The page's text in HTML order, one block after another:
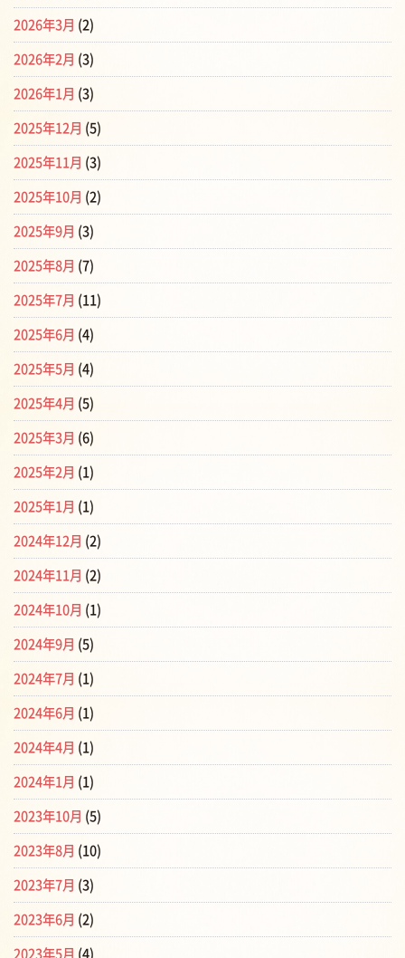
2026年3月 (2)
2026年2月 (3)
2026年1月 (3)
2025年12月 (5)
2025年11月 (3)
2025年10月 (2)
2025年9月 (3)
2025年8月 (7)
2025年7月 (11)
2025年6月 (4)
2025年5月 (4)
2025年4月 (5)
2025年3月 (6)
2025年2月 (1)
2025年1月 (1)
2024年12月 (2)
2024年11月 (2)
2024年10月 (1)
2024年9月 (5)
2024年7月 (1)
2024年6月 (1)
2024年4月 (1)
2024年1月 (1)
2023年10月 (5)
2023年8月 (10)
2023年7月 (3)
2023年6月 (2)
2023年5月 (4)